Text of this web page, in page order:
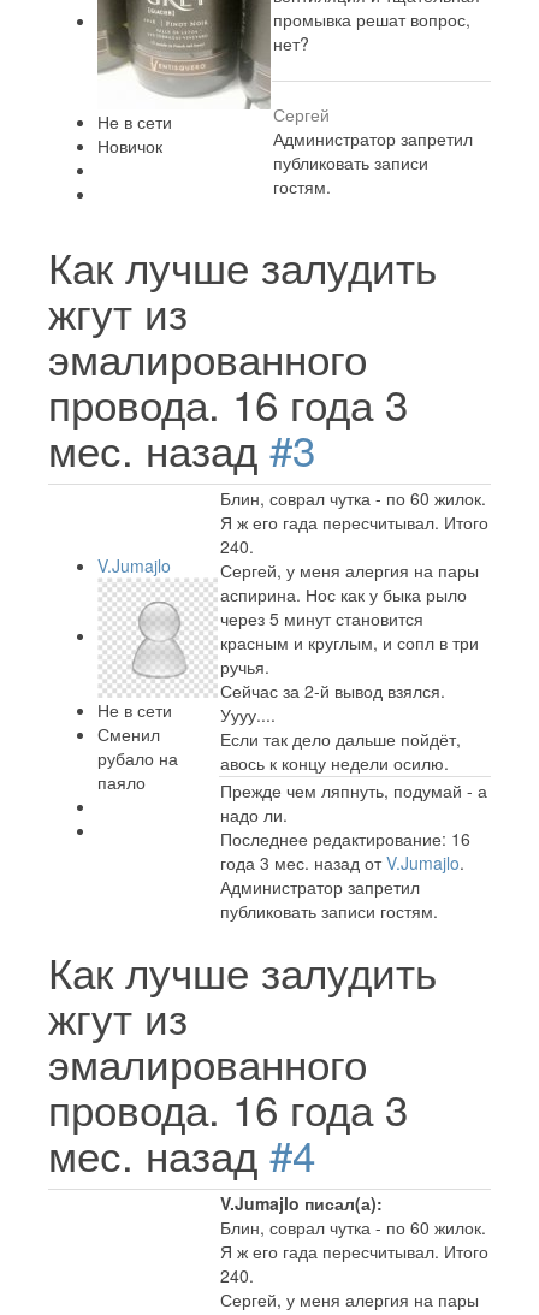
Не в сети
Новичок
промывка решат вопрос,
нет?
Сергей
Администратор запретил
публиковать записи
гостям.
Как лучше залудить
жгут из
эмалированного
провода. 16 года 3
мес. назад #3
V.Jumajlo
Не в сети
Сменил
рубало на
паяло
Блин, соврал чутка - по 60 жилок.
Я ж его гада пересчитывал. Итого
240.
Сергей, у меня алергия на пары
аспирина. Нос как у быка рыло
через 5 минут становится
красным и круглым, и сопл в три
ручья.
Сейчас за 2-й вывод взялся.
Уууу....
Если так дело дальше пойдёт,
авось к концу недели осилю.
Прежде чем ляпнуть, подумай - а
надо ли.
Последнее редактирование: 16
года 3 мес. назад отV.Jumajlo.
Администратор запретил
публиковать записи гостям.
Как лучше залудить
жгут из
эмалированного
провода. 16 года 3
мес. назад #4
V.Jumajlo писал(а):
Блин, соврал чутка - по 60 жилок.
Я ж его гада пересчитывал. Итого
240.
Сергей, у меня алергия на пары